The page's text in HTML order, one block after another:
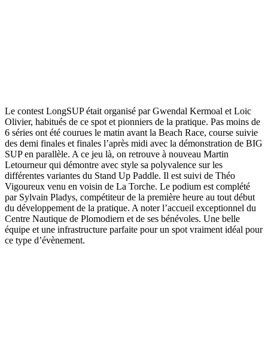
Le contest LongSUP était organisé par Gwendal Kermoal et Loic
Olivier, habitués de ce spot et pionniers de la pratique. Pas moins de
6 séries ont été courues le matin avant la Beach Race, course suivie
des demi finales et finales l’après midi avec la démonstration de BIG
SUP en parallèle. A ce jeu là, on retrouve à nouveau Martin
Letourneur qui démontre avec style sa polyvalence sur les
différentes variantes du Stand Up Paddle. Il est suivi de Théo
Vigoureux venu en voisin de La Torche. Le podium est complété
par Sylvain Pladys, compétiteur de la première heure au tout début
du développement de la pratique. A noter l’accueil exceptionnel du
Centre Nautique de Plomodiern et de ses bénévoles. Une belle
équipe et une infrastructure parfaite pour un spot vraiment idéal pour
ce type d’évènement.